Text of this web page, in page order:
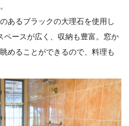
あるブラックの大理石を使用し
ペースが広く、収納も豊富。窓か
めることができるので、料理も